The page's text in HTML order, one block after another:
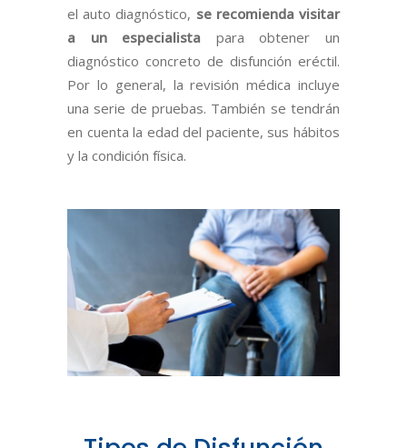
el auto diagnóstico, se recomienda visitar
a un especialista para obtener un
diagnóstico concreto de disfunción eréctil.
Por lo general, la revisión médica incluye
una serie de pruebas. También se tendrán
en cuenta la edad del paciente, sus hábitos
y la condición física.